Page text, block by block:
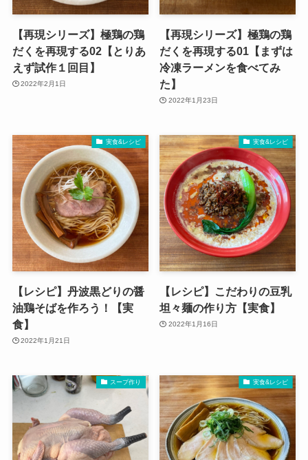
【再現シリーズ】極鶏の鶏
だくを再現する02【とりあ
えず試作１回目】
2022年2月1日
【再現シリーズ】極鶏の鶏
だくを再現する01【まずは
冷凍ラーメンを食べてみ
た】
2022年1月23日
実食&レシピ
【レシピ】丹波黒どりの醤
油鶏そばを作ろう！【実
食】
2022年1月21日
実食&レシピ
【レシピ】こだわりの豆乳
坦々麺の作り方【実食】
2022年1月16日
スープ作り 実食&レシピ